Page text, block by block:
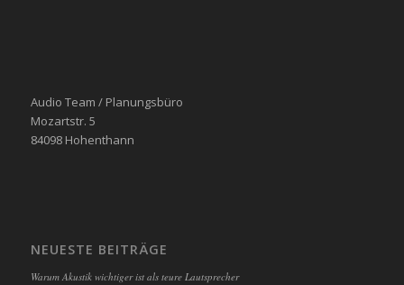
Audio Team / Planungsbüro
Mozartstr. 5
84098 Hohenthann
NEUESTE BEITRÄGE
Warum Akustik wichtiger ist als teure Lautsprecher